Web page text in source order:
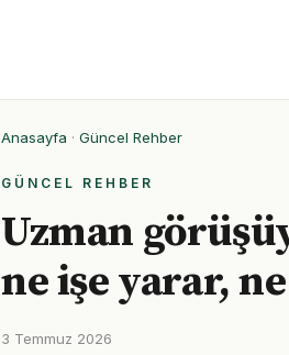
Anasayfa · Güncel Rehber
GÜNCEL REHBER
Uzman
ne işe yarar,
3 Temmuz 2026